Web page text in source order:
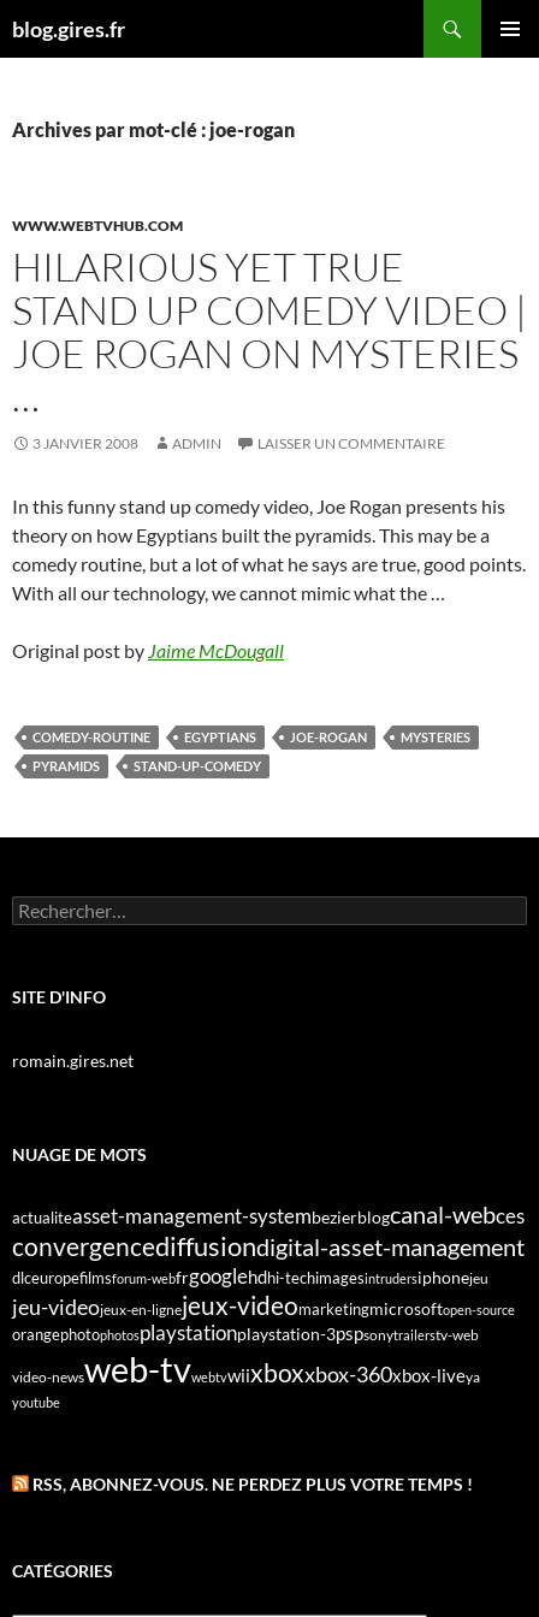
aublog.gires.fr
Archives par mot-clé : joe-rogan
WWW.WEBTVHUB.COM
HILARIOUS YET TRUE
STAND UP COMEDY VIDEO |
JOE ROGAN ON MYSTERIES
…
3 JANVIER 2008 ADMIN LAISSER UN COMMENTAIRE
In this funny stand up comedy video, Joe Rogan presents his
theory on how Egyptians built the pyramids. This may be a
comedy routine, but a lot of what he says are true, good points.
With all our technology, we cannot mimic what the …
Original post by Jaime McDougall
COMEDY-ROUTINE EGYPTIANS JOE-ROGAN
MYSTERIES
PYRAMIDS
STAND-UP-COMEDY
Rechercher :
SITE D'INFO
romain.gires.net
NUAGE DE MOTS
actualiteasset-management-systembezierblogcanal-webces
convergencediffusiondigital-asset-management
dlceuropefilmsforum-webfrgooglehdhi-techimagesintrudersiphonejeu
jeu-videojeux-en-lignejeux-videomarketingmicrosoftopen-source
orangephotophotosplaystationplaystation-3pspsonytrailerstv-web
video-newsweb-tvwebtvwiixboxxbox-360xbox-liveya
youtube
RSS, ABONNEZ-VOUS. NE PERDEZ PLUS VOTRE TEMPS !
CATÉGORIES